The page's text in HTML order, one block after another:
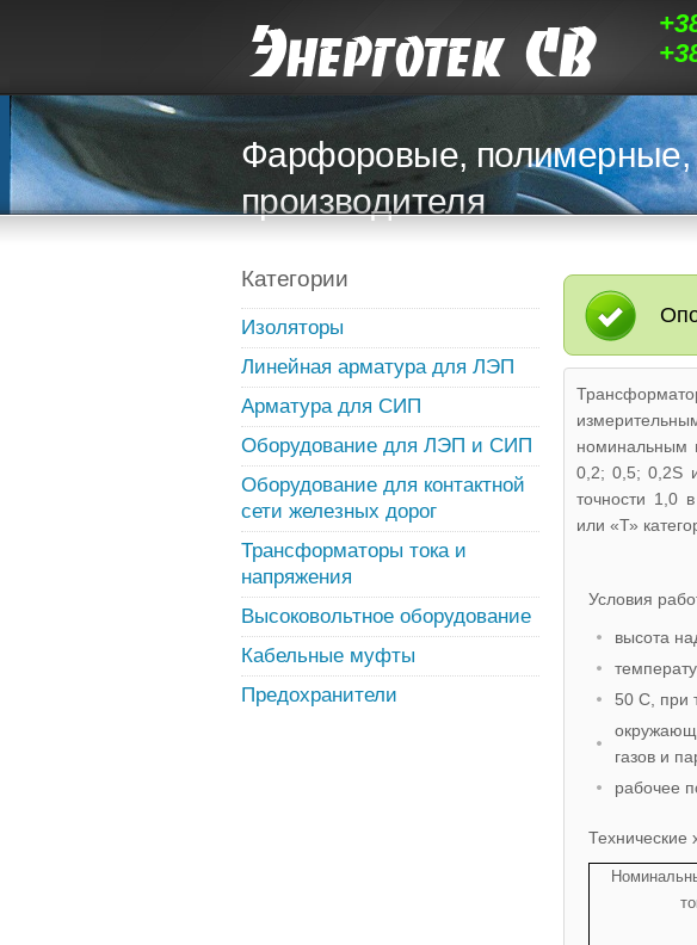
Фарфоровые, полимерные,
производителя
Категории
Изоляторы
Линейная арматура для ЛЭП
Арматура для СИП
Оборудование для ЛЭП и СИП
Оборудование для контактной
сети железных дорог
Трансформаторы тока и
напряжения
Высоковольтное оборудование
Кабельные муфты
Предохранители
номинальным
0,2; 0,5; 0,2S
точности 1,0
или «Т»
Условия
высота
50 С, при
газов и
рабочее
Технические